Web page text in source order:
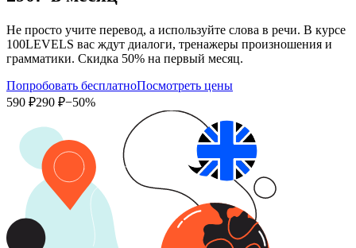
Не просто учите перевод, а используйте слова в речи. В курсе
100LEVELS вас ждут диалоги, тренажеры произношения и
грамматики. Скидка 50% на первый месяц.
Попробовать бесплатноПосмотреть цены
590 ₽290 ₽−50%